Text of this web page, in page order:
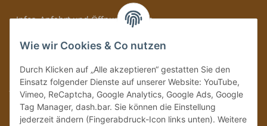
» Infos, Anfahrt und Öffnungszeiten
Immer auf dem Laufenden mit unseren aktuellen Rum-News!
Bitte senden Sie mir entsprechend IhrerDatenschutzerklärung
regelmäßig und
jederzeit widerruflich Informationen zu Ihrem Produktsortiment per E-Mail zu.
Vertrag widerrufen
Wie wir Cookies & Co nutzen
Durch Klicken auf „Alle akzeptieren“ gestatten Sie den
Einsatz folgender Dienste auf unserer Website: YouTube,
Vimeo, ReCaptcha, Google Analytics, Google Ads, Google
Tag Manager, dash.bar. Sie können die Einstellung
jederzeit ändern (Fingerabdruck-Icon links unten). Weitere